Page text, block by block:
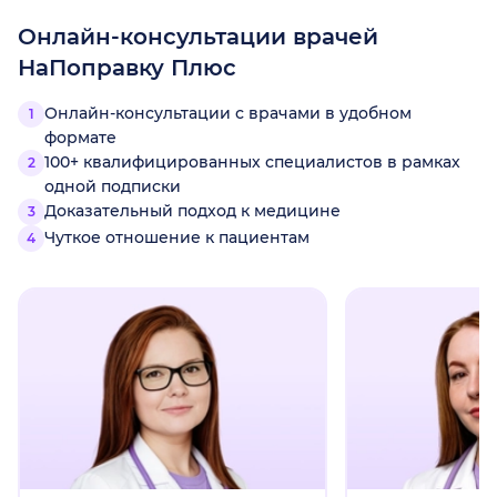
Онлайн-консультации врачей
НаПоправку Плюс
Онлайн-консультации с врачами в удобном
формате
100+ квалифицированных специалистов в рамках
одной подписки
Доказательный подход к медицине
Чуткое отношение к пациентам